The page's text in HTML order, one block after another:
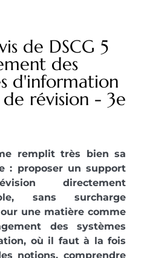
de DSCG 5
des
d'information
de révision - 3e
remplit très bien sa
: proposer un support
directement
sans surcharge
une matière comme
des systèmes
où il faut à la fois
notions, comprendre